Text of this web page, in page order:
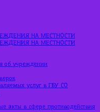
НА МЕСТНОСТИ
НА МЕСТНОСТИ
об учреждении
услуг в ГБУ СО
акты в сфере противодействия